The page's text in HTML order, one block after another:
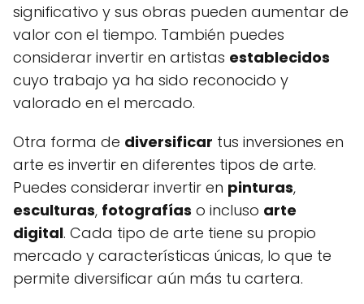
significativo y sus obras pueden aumentar de
valor con el tiempo. También puedes
considerar invertir en artistas establecidos
cuyo trabajo ya ha sido reconocido y
valorado en el mercado.
Otra forma de diversificar tus inversiones en
arte es invertir en diferentes tipos de arte.
Puedes considerar invertir en pinturas,
esculturas, fotografías o incluso arte
digital. Cada tipo de arte tiene su propio
mercado y características únicas, lo que te
permite diversificar aún más tu cartera.